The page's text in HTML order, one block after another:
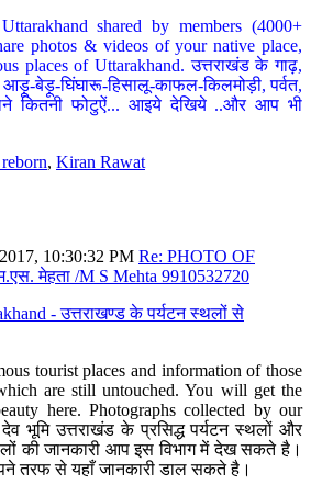
shared by members (4000+
photos & videos of your native place,
places of Uttarakhand. उत्तराखंड के गाढ़,
आड़ू-बेड़ू-घिंघारू-हिसालू-काफल-किलमोड़ी, पर्वत,
कितनी फोटुऐं... आइये देखिये ..और आप भी
, Kiran Rawat
10:30:32 PM Re: PHOTO OF
मेहता /M S Mehta 9910532720
- उत्तराखण्ड के पर्यटन स्थलों से
tourist places and information of those
are still untouched. You will get the
here. Photographs collected by our
भूमि उत्तराखंड के प्रसिद्ध पर्यटन स्थलों और
की जानकारी आप इस विभाग में देख सकते है।
तरफ से यहाँ जानकारी डाल सकते है।